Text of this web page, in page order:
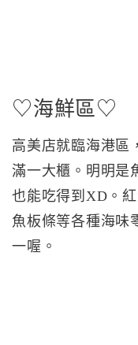
♡海鮮區♡
高美店就臨海港區
滿一大櫃。明明是
也能吃得到XD。
魚板條等各種海味
一喔。